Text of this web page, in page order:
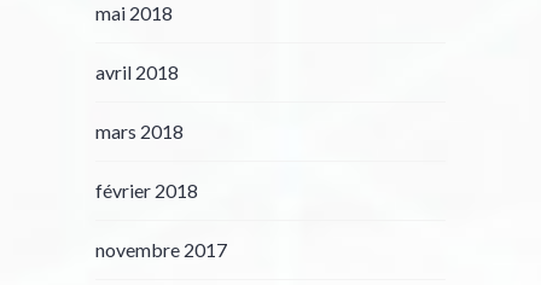
mai 2018
avril 2018
mars 2018
février 2018
novembre 2017